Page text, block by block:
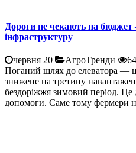
Дороги не чекають на бюджет
інфраструктуру
червня 20 АгроТренди
Поганий шлях до елеватора —
знижене на третину
бездоріжжя зимовий період.
допомоги. Саме тому фермери